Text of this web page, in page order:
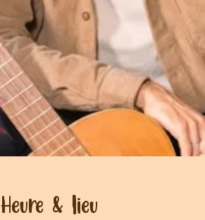
Heure & lieu